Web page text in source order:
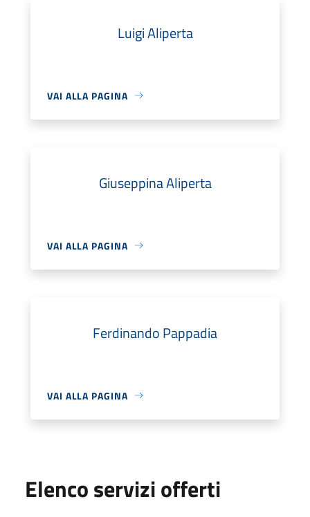
Luigi Aliperta
VAI ALLA PAGINA
Giuseppina Aliperta
VAI ALLA PAGINA
Ferdinando Pappadia
VAI ALLA PAGINA
Elenco servizi offerti